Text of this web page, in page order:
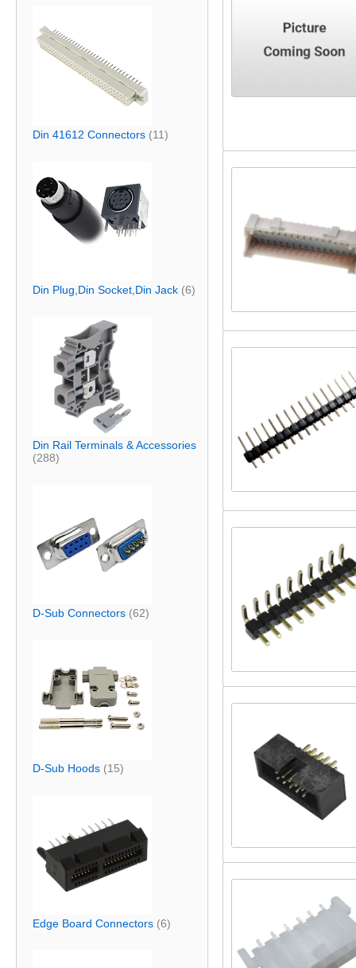
Din 41612 Connectors (11)
Din Plug,Din Socket,Din Jack (6)
Din Rail Terminals & Accessories
(288)
D-Sub Connectors (62)
D-Sub Hoods (15)
Edge Board Connectors (6)